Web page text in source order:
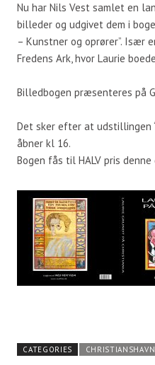
Nu har Nils Vest samlet en
billeder og udgivet dem i
– Kunstner og oprører”. Især
Fredens Ark, hvor Laurie
Billedbogen præsenteres på
Det sker efter at udstillingen
åbner kl 16.
Bogen fås til HALV pris denne
CATEGORIES CHRISTIANSHAVN